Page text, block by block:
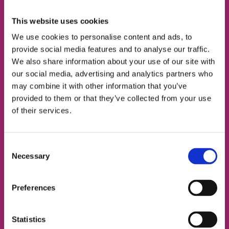
This website uses cookies
We use cookies to personalise content and ads, to
provide social media features and to analyse our traffic.
We also share information about your use of our site with
our social media, advertising and analytics partners who
may combine it with other information that you’ve
provided to them or that they’ve collected from your use
of their services.
Selection
Necessary
Preferences
Statistics
Познакомим с твоим будущим френд-
тичером
ИМЯ